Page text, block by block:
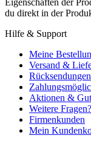
du direkt in der
Hilfe & Support
Meine
Versand &
Aktionen &
Weitere Fragen?
Firmenkunden
Mein